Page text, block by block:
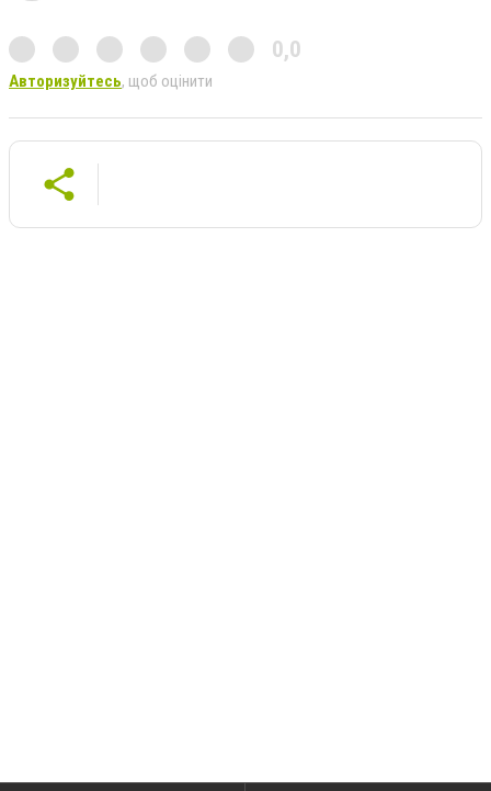
0,0
Авторизуйтесь, щоб оцінити